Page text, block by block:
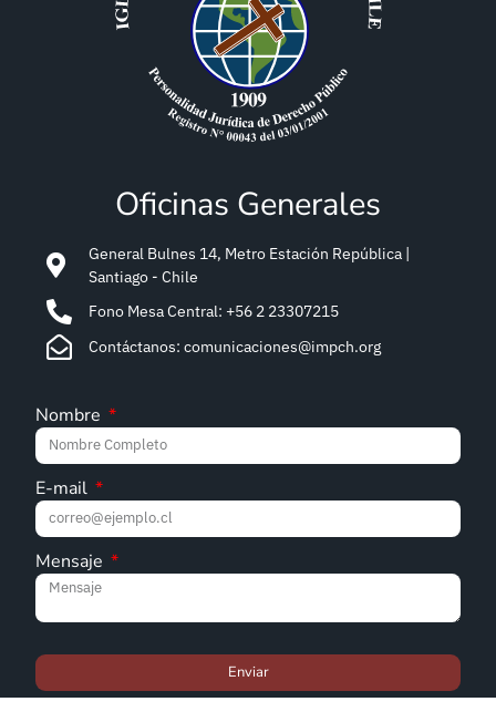
Oficinas Generales
General Bulnes 14, Metro Estación República |
Santiago - Chile
Fono Mesa Central: +56 2 23307215
Contáctanos: comunicaciones@impch.org
Nombre
E-mail
Mensaje
Enviar